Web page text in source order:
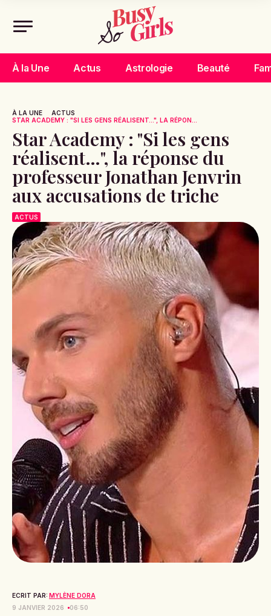
À la Une Actus Astrologie Beauté
À LA UNE
ACTUS
STAR ACADEMY : "SI LES GENS RÉALISENT…", LA RÉPON...
Star Academy : "Si les gens
réalisent…", la réponse du
professeur Jonathan Jenvrin
aux accusations de triche
ACTUS
ECRIT PAR: MYLÈNE DORA
9 JANVIER 2026
06:50